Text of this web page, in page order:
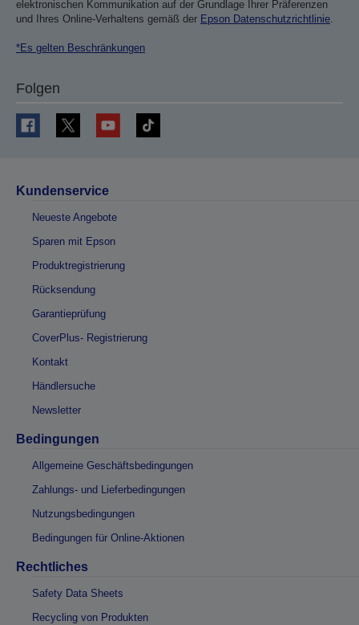
elektronischen Kommunikation auf der Grundlage Ihrer Präferenzen
und Ihres Online-Verhaltens gemäß der Epson Datenschutzrichtlinie.
*Es gelten Beschränkungen
Folgen
Kundenservice
Neueste Angebote
Sparen mit Epson
Produktregistrierung
Rücksendung
Garantieprüfung
CoverPlus- Registrierung
Kontakt
Händlersuche
Newsletter
Bedingungen
Allgemeine Geschäftsbedingungen
Zahlungs- und Lieferbedingungen
Nutzungsbedingungen
Bedingungen für Online-Aktionen
Rechtliches
Safety Data Sheets
Recycling von Produkten